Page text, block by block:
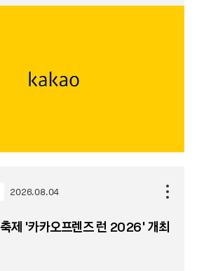
2026.08.04
제 '카카오프렌즈 런 2026' 개최